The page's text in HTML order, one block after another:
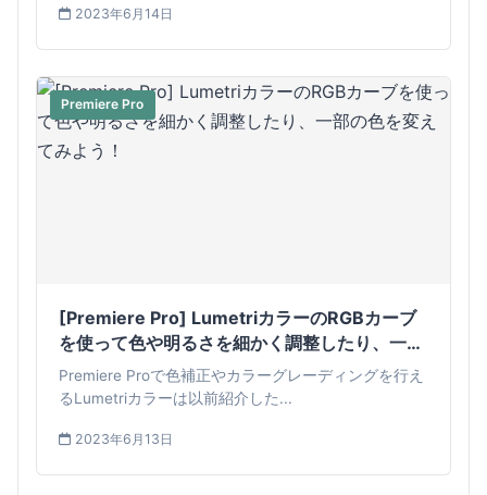
2023年6月14日
Premiere Pro
[Premiere Pro] LumetriカラーのRGBカーブ
を使って色や明るさを細かく調整したり、一部
の色を変えてみよう！
Premiere Proで色補正やカラーグレーディングを行え
るLumetriカラーは以前紹介した...
2023年6月13日